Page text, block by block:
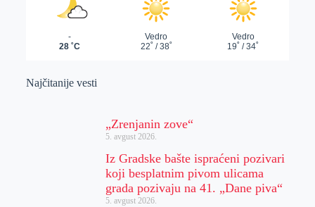
Najčitanije vesti
„Zrenjanin zove“
5. avgust 2026.
Iz Gradske bašte ispraćeni pozivari
koji besplatnim pivom ulicama
grada pozivaju na 41. „Dane piva“
5. avgust 2026.